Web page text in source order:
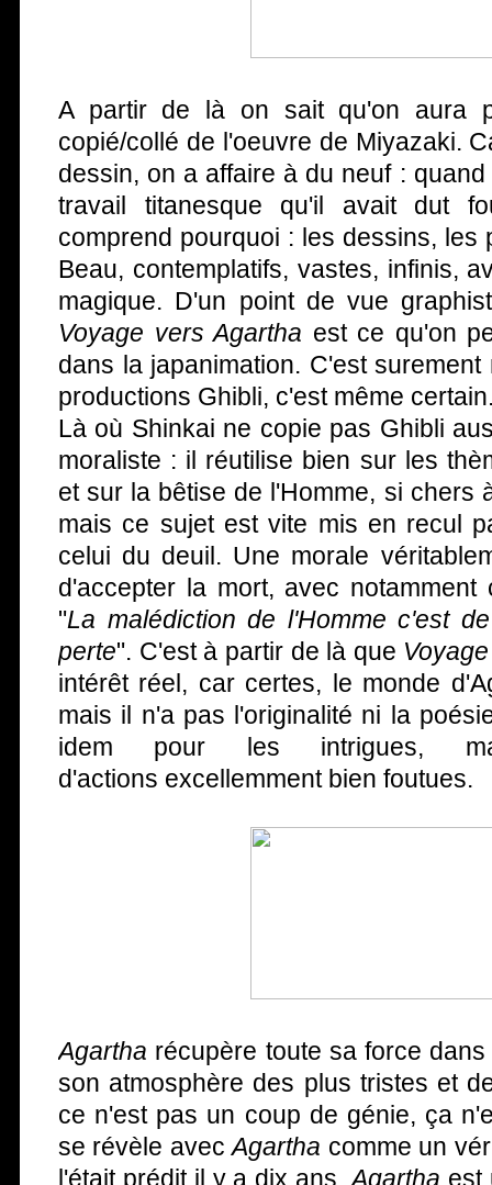
A partir de là on sait qu'on aura
copié/collé de l'oeuvre de Miyazaki.
dessin, on a affaire à du neuf :
travail titanesque qu'il avait dut
comprend pourquoi : les dessins, les
Beau, contemplatifs, vastes, infinis,
magique. D'un point de vue
Voyage vers Agartha est ce qu'on
dans la japanimation. C'est
productions Ghibli, c'est même
Là où Shinkai ne copie pas Ghibli
moraliste : il réutilise bien sur les
et sur la bêtise de l'Homme, si chers
mais ce sujet est vite mis en recul
celui du deuil. Une morale
d'accepter la mort, avec
"La malédiction de l'Homme c'est
perte". C'est à partir de là que
intérêt réel, car certes, le monde
mais il n'a pas l'originalité ni la
idem pour les intrigues,
d'actions excellemment bien foutues.
Agartha récupère toute sa force
son atmosphère des plus tristes et
ce n'est pas un coup de génie, ça
se révèle avecAgartha comme un
l'était prédit il y a dix ans. Agartha est